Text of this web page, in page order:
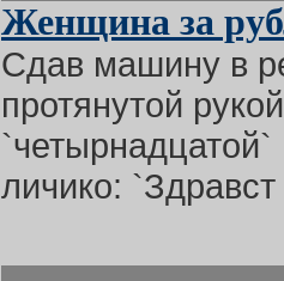
Женщина за
Сдав машину в
протянутой
личико: `Здравст